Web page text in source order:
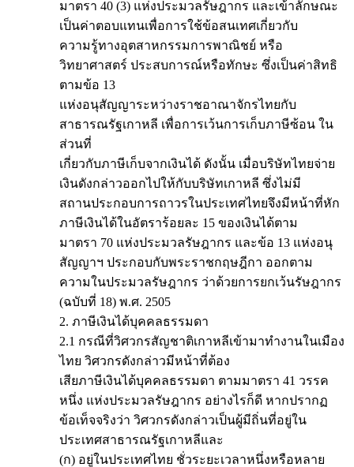
มาตรา 40 (3) แห่งประมวลรัษฎากร และเข้าลักษณะ
เป็นค่าตอบแทนเพื่อการใช้ข้อสนเทศเกี่ยวกับ
ความรู้ทางอุตสาหกรรมการพาณิชย์ หรือ
วิทยาศาสตร์ ประสบการณ์หรือทักษะ ซึ่งเป็นค่าสิทธิ
ตามข้อ 13
แห่งอนุสัญญาระหว่างราชอาณาจักรไทยกับ
สาธารณรัฐเกาหลี เพื่อการเว้นการเก็บภาษีซ้อน ใน
ส่วนที่
เกี่ยวกับภาษีเก็บจากเงินได้ ดังนั้น เมื่อบริษัทไทยจ่าย
เงินดังกล่าวออกไปให้กับบริษัทเกาหลี ซึ่งไม่มี
สถานประกอบการถาวรในประเทศไทยจึงมีหน้าที่หัก
ภาษีเงินได้ในอัตราร้อยละ 15 ของเงินได้ตาม
มาตรา 70 แห่งประมวลรัษฎากร และข้อ 13 แห่งอนุ
สัญญาฯ ประกอบกับพระราชกฤษฎีกา ออกตาม
ความในประมวลรัษฎากร ว่าด้วยการยกเว้นรัษฎากร
(ฉบับที่ 18) พ.ศ. 2505
2. ภาษีเงินได้บุคคลธรรมดา
2.1 กรณีที่วิศวกรสัญชาติเกาหลีเข้ามาทำงานในเมือง
ไทย วิศวกรดังกล่าวมีหน้าที่ต้อง
เสียภาษีเงินได้บุคคลธรรมดา ตามมาตรา 41 วรรค
หนึ่ง แห่งประมวลรัษฎากร อย่างไรก็ดี หากปรากฏ
ข้อเท็จจริงว่า วิศวกรดังกล่าวเป็นผู้มีถิ่นที่อยู่ใน
ประเทศสาธารณรัฐเกาหลีและ
(ก) อยู่ในประเทศไทย ชั่วระยะเวลาหนึ่งหรือหลาย